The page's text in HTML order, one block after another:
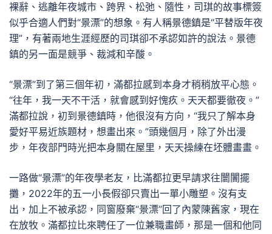
裸辭、逃離年夜城市、跨界、松弛、隨性，司琪的故事標簽
似乎合適人們對“景漂”的想象。有人稱景德鎮是“平替版年夜
理”，有著兩地生涯經歷的司琪卻不承認如許的說法。景德
鎮的另一面是競爭、裁減和辛酸。
“景漂”到了第三個年初，滿都拉感到本身才稍稍放平心態。
“往年，我一天不干活，就會感到好愧疚。天天都要徹夜。”
滿都拉說，初到景德鎮時，他很沒有方向，“我只了解本身
愛好平易近族題材，想畫出來。”頭幾個月，除了外出漫
步，年夜部門時光把本身關在屋里，天天操練在坯體畫畫。
一路做“景漂”的年夜學老友，比滿都拉更早請求往闤闠擺
攤，2022年的五一小長假卻只賣出一單小雕塑。沒有支
出，加上不被承認，同窗廢棄“景漂”回了內蒙陳舊家，現在
在放牧。滿都拉比來聘任了一位兼職畫師，那是一個和他同